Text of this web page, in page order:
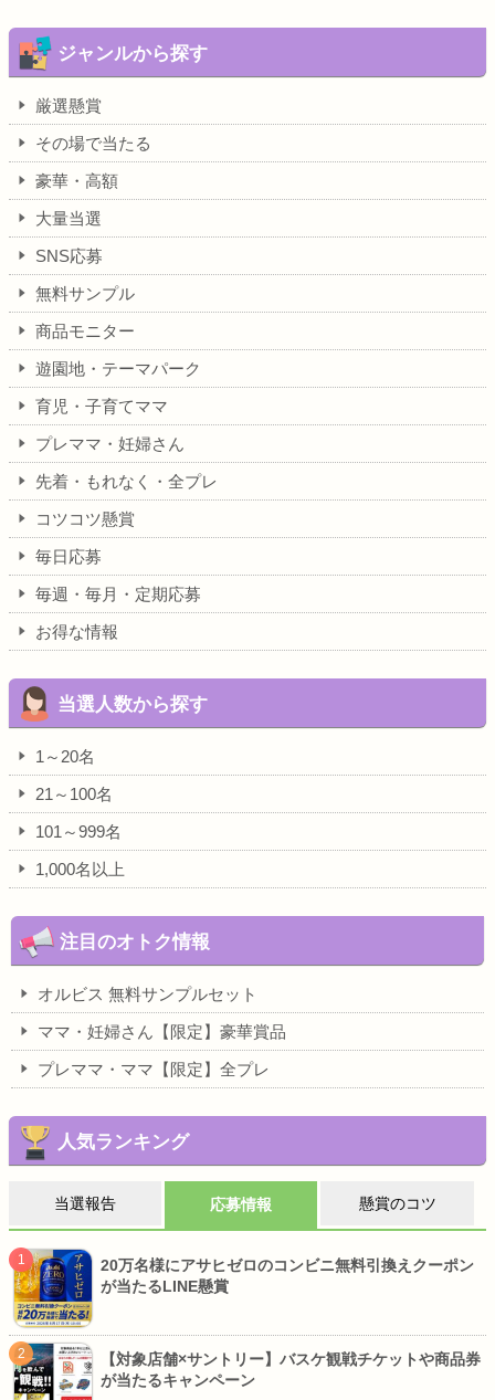
ジャンルから探す
厳選懸賞
その場で当たる
豪華・高額
大量当選
SNS応募
無料サンプル
商品モニター
遊園地・テーマパーク
育児・子育てママ
プレママ・妊婦さん
先着・もれなく・全プレ
コツコツ懸賞
毎日応募
毎週・毎月・定期応募
お得な情報
当選人数から探す
1～20名
21～100名
101～999名
1,000名以上
注目のオトク情報
オルビス 無料サンプルセット
ママ・妊婦さん【限定】豪華賞品
プレママ・ママ【限定】全プレ
人気ランキング
当選報告 応募情報 懸賞のコツ
20万名様にアサヒゼロのコンビニ無料引換えクーポン
が当たるLINE懸賞
【対象店舗×サントリー】バスケ観戦チケットや商品券
が当たるキャンペーン